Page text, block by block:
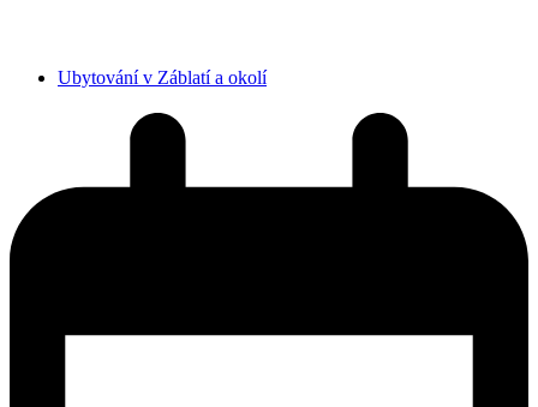
Ubytování v Záblatí a okolí